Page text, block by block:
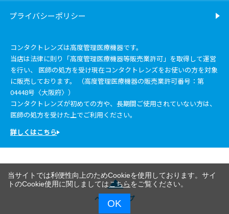
プライバシーポリシー
コンタクトレンズは高度管理医療機器です。
当店は法律に則り「高度管理医療機器等販売業許可」を取得して運営
を行い、 医師の処方を受け現在コンタクトレンズをお使いの方を対象
に販売しております。 （高度管理医療機器の販売業許可番号：第
04448号〈大阪府〉）
コンタクトレンズが初めての方や、長期間ご使用されていない方は、
医師の処方を受けた上でご利用ください。
詳しくはこちら
ページトップ
当サイトでは利便性向上のためCookieを使用しております。サイ
トのCookie使用に関しましてはこちらをご覧ください。
OK